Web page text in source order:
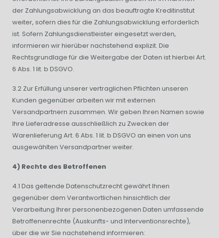
der Zahlungsabwicklung an das beauftragte Kreditinstitut
weiter, sofern dies für die Zahlungsabwicklung erforderlich
ist. Sofern Zahlungsdienstleister eingesetzt werden,
informieren wir hierüber nachstehend explizit. Die
Rechtsgrundlage für die Weitergabe der Daten ist hierbei Art.
6 Abs. 1 lit. b DSGVO.
3.2 Zur Erfüllung unserer vertraglichen Pflichten unseren
Kunden gegenüber arbeiten wir mit externen
Versandpartnern zusammen. Wir geben Ihren Namen sowie
Ihre Lieferadresse ausschließlich zu Zwecken der
Warenlieferung Art. 6 Abs. 1 lit. b DSGVO an einen von uns
ausgewählten Versandpartner weiter.
4) Rechte des Betroffenen
4.1 Das geltende Datenschutzrecht gewährt Ihnen
gegenüber dem Verantwortlichen hinsichtlich der
Verarbeitung Ihrer personenbezogenen Daten umfassende
Betroffenenrechte (Auskunfts- und Interventionsrechte),
über die wir Sie nachstehend informieren: